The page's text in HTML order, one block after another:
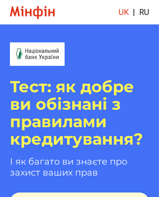
UK | RU
Тест: як добре
ви обізнані з
правилами
кредитування?
І як багато ви знаєте про
захист ваших прав